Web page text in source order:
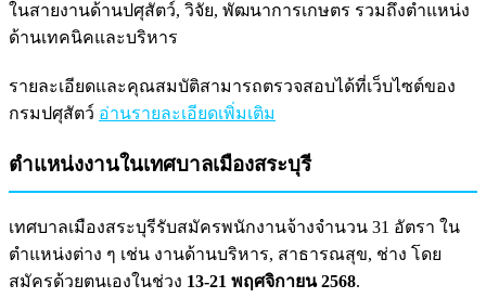
ในสายงานด้านปศุสัตว์, วิจัย, พัฒนาการเกษตร รวมถึงตำแหน่ง
ด้านเทคนิคและบริหาร
รายละเอียดและคุณสมบัติสามารถตรวจสอบได้ที่เว็บไซต์ของ
กรมปศุสัตว์ อ่านรายละเอียดเพิ่มเติม
ตำแหน่งงานในเทศบาลเมืองสระบุรี
เทศบาลเมืองสระบุรีรับสมัครพนักงานจ้างจำนวน 31 อัตรา ใน
ตำแหน่งต่าง ๆ เช่น งานด้านบริหาร, สาธารณสุข, ช่าง โดย
สมัครด้วยตนเองในช่วง 13-21 พฤศจิกายน 2568.